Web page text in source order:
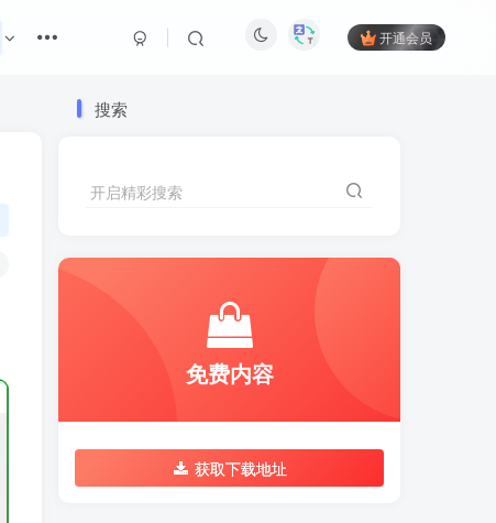
开通会员
搜索
开启精彩搜索
免费内容
获取下载地址